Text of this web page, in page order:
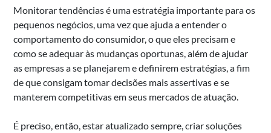
Monitorar tendências é uma estratégia importante para os
pequenos negócios, uma vez que ajuda a entender o
comportamento do consumidor, o que eles precisam e
como se adequar às mudanças oportunas, além de ajudar
as empresas a se planejarem e definirem estratégias, a fim
de que consigam tomar decisões mais assertivas e se
manterem competitivas em seus mercados de atuação.
É preciso, então, estar atualizado sempre, criar soluções